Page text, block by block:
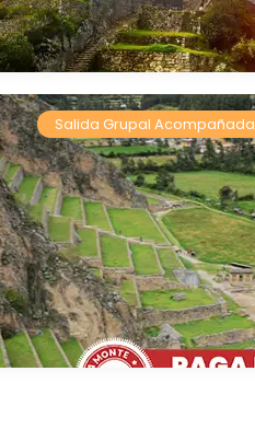
Salida Grupal Acompañada